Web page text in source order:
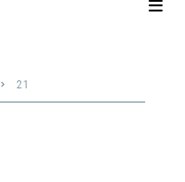
21